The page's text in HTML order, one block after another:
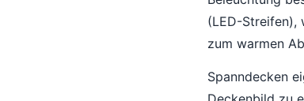
(LED-Streifen),
zum warmen
Spanndecken